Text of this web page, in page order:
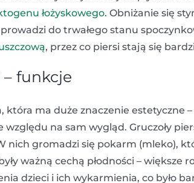
łożyskowego. Obniżanie się
do trwałego stanu
, przez co piersi stają się
– funkcje
która ma duże znaczenie estetyczne
względu na sam wygląd. Gruczoły
nich gromadzi się pokarm (mleko),
ważną cechą płodności – większe
dzieci i ich wykarmienia, co było